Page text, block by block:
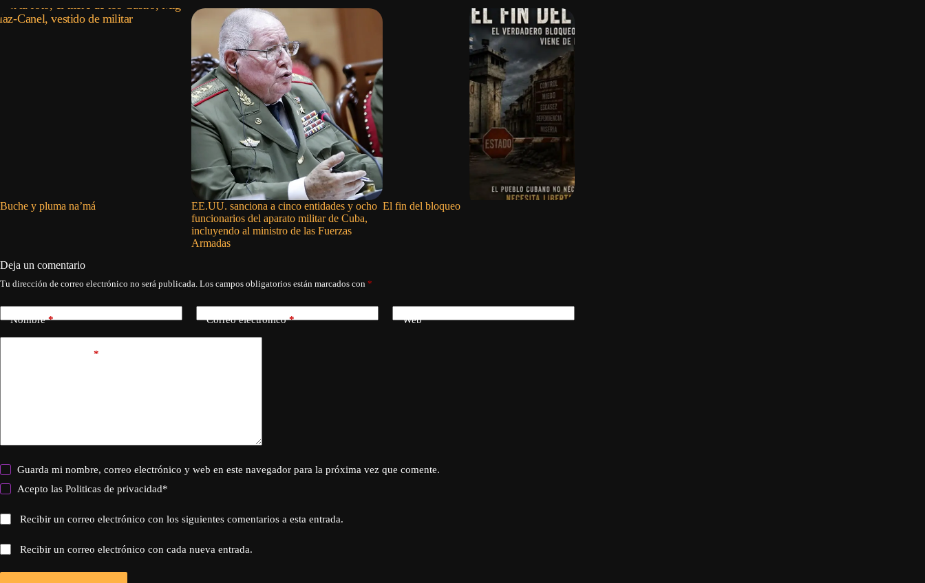
Buche y pluma na’má
EE.UU. sanciona a cinco entidades y ocho
funcionarios del aparato militar de Cuba,
incluyendo al ministro de las Fuerzas
Armadas
El fin del bloqueo
Deja un comentario
Tu dirección de correo electrónico no será publicada. Los campos obligatorios están marcados con *
Nombre* Correo electrónico* Web
*
Guarda mi nombre, correo electrónico y web en este navegador para la próxima vez que comente.
Acepto lasPoliticas de privacidad*
Recibir un correo electrónico con los siguientes comentarios a esta entrada.
Recibir un correo electrónico con cada nueva entrada.